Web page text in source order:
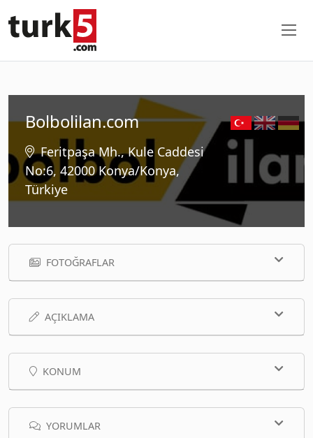
Bolbolilan.com
Feritpaşa Mh., Kule Caddesi
No:6, 42000 Konya/Konya,
Türkiye
FOTOĞRAFLAR
AÇIKLAMA
KONUM
YORUMLAR